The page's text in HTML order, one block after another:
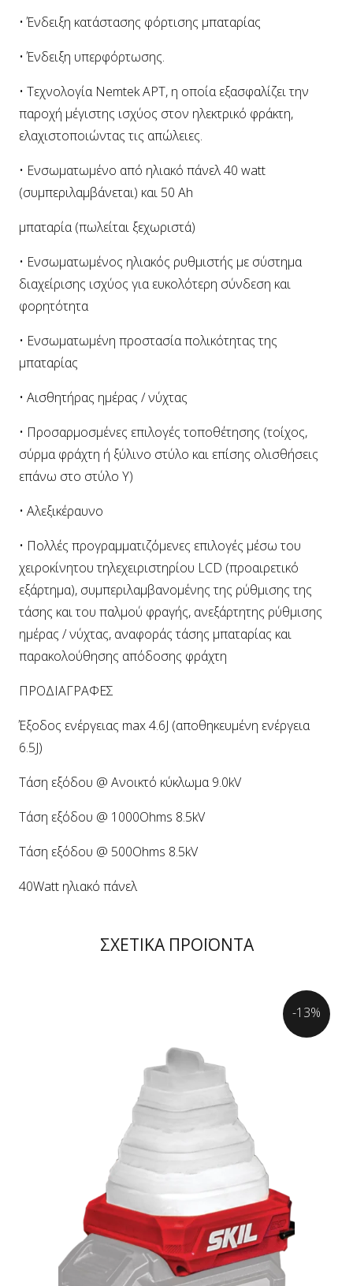
• Ένδειξη κατάστασης φόρτισης μπαταρίας
• Ένδειξη υπερφόρτωσης.
• Τεχνολογία Nemtek APT, η οποία εξασφαλίζει την
παροχή μέγιστης ισχύος στον ηλεκτρικό φράκτη,
ελαχιστοποιώντας τις απώλειες.
• Ενσωματωμένο από ηλιακό πάνελ 40 watt
(συμπεριλαμβάνεται) και 50 Ah
μπαταρία (πωλείται ξεχωριστά)
• Ενσωματωμένος ηλιακός ρυθμιστής με σύστημα
διαχείρισης ισχύος για ευκολότερη σύνδεση και
φορητότητα
• Ενσωματωμένη προστασία πολικότητας της
μπαταρίας
• Αισθητήρας ημέρας / νύχτας
• Προσαρμοσμένες επιλογές τοποθέτησης (τοίχος,
σύρμα φράχτη ή ξύλινο στύλο και επίσης ολισθήσεις
επάνω στο στύλο Y)
• Αλεξικέραυνο
• Πολλές προγραμματιζόμενες επιλογές μέσω του
χειροκίνητου τηλεχειριστηρίου LCD (προαιρετικό
εξάρτημα), συμπεριλαμβανομένης της ρύθμισης της
τάσης και του παλμού φραγής, ανεξάρτητης ρύθμισης
ημέρας / νύχτας, αναφοράς τάσης μπαταρίας και
παρακολούθησης απόδοσης φράχτη
ΠΡΟΔΙΑΓΡΑΦΕΣ
Έξοδος ενέργειας max 4.6J (αποθηκευμένη ενέργεια
6.5J)
Τάση εξόδου @ Ανοικτό κύκλωμα 9.0kV
Τάση εξόδου @ 1000Ohms 8.5kV
Τάση εξόδου @ 500Ohms 8.5kV
40Watt ηλιακό πάνελ
ΣΧΕΤΙΚΑ ΠΡΟΪΟΝΤΑ
-13%